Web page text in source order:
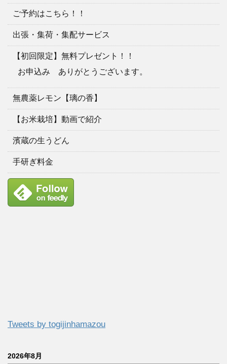
ご予約はこちら！！
出張・集荷・集配サービス
【初回限定】無料プレゼント！！
お申込み ありがとうございます。
無農薬レモン【璃の香】
【お米栽培】動画で紹介
濱蔵の生うどん
手研ぎ料金
Tweets by togijinhamazou
2026年8月